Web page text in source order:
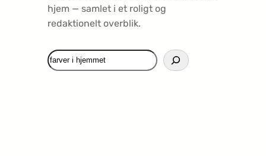
hjem — samlet i et roligt og
redaktionelt overblik.
Søg
igen